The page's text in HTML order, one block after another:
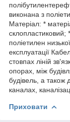
виконана з
Матеріал: *
склопластиковий;
поліетилен
експлуатації
стовпах ліній
опорах, між
будівель, а також
каналах,
Приховати